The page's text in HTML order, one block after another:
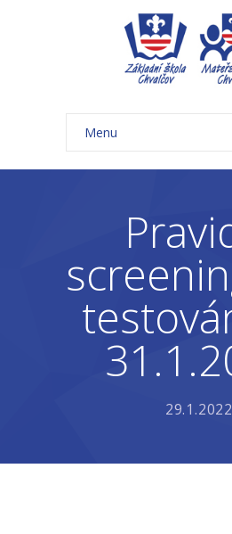
Menu
Úvod
-- Aktuality ZŠ
-- Třídy ZŠ
-- Organizace školního
-- Časový rozvrh,
-- Školní vzdělávací
29.1.2022